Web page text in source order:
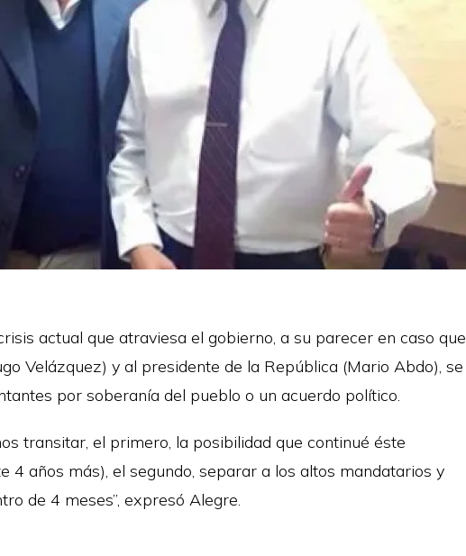
actual que atraviesa el gobierno, a su parecer en caso que
Velázquez) y al presidente de la República (Mario Abdo), se
por soberanía del pueblo o un acuerdo político.
transitar, el primero, la posibilidad que continué éste
4 años más), el segundo, separar a los altos mandatarios y
de 4 meses”, expresó Alegre.